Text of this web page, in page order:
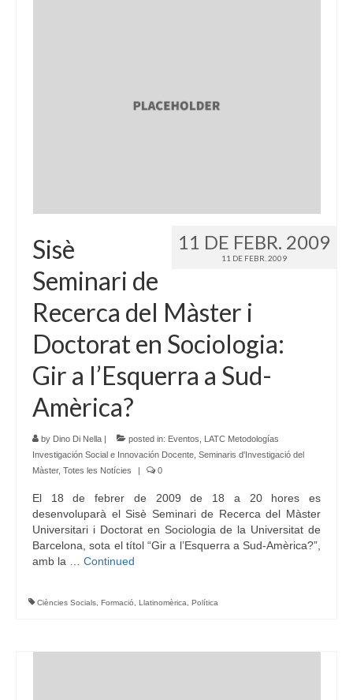
11 DE FEBR. 2009
11 DE FEBR. 2009
Sisè
Seminari de
Recerca del Màster i
Doctorat en Sociologia:
Gir a l’Esquerra a Sud-
Amèrica?
by Dino Di Nella | posted in: Eventos
LATC Metodologías
Investigación Social e Innovación Docente Seminaris d'Investigació del
Màster, Totes les Notícies | 0
El 18 de febrer de 2009 de 18 a 20 hores es
desenvoluparà el Sisè Seminari de Recerca del Màster
Universitari i Doctorat en Sociologia de la Universitat de
Barcelona, sota el títol “Gir a l’Esquerra a Sud-Amèrica?”,
amb la … Continued
Ciències Socials Formació Llatinomèrica Política